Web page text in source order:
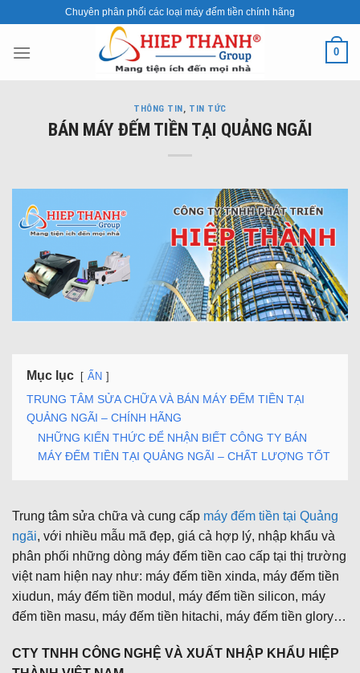
content
Chuyên phân phối các loại máy đếm tiền chính hãng
0
THÔNG TIN, TIN TỨC
BÁN MÁY ĐẾM TIỀN TẠI QUẢNG NGÃI
Mục lục ẨN
TRUNG TÂM SỬA CHỮA VÀ BÁN MÁY ĐẾM TIỀN TẠI
QUẢNG NGÃI – CHÍNH HÃNG
NHỮNG KIẾN THỨC ĐỂ NHẬN BIẾT CÔNG TY BÁN
MÁY ĐẾM TIỀN TẠI QUẢNG NGÃI – CHẤT LƯỢNG TỐT
Trung tâm sửa chữa và cung cấp máy đếm tiền tại Quảng
ngãi, với nhiều mẫu mã đẹp, giá cả hợp lý, nhập khẩu và
phân phối những dòng máy đếm tiền cao cấp tại thị trường
việt nam hiện nay như: máy đếm tiền xinda, máy đếm tiền
xiudun, máy đếm tiền modul, máy đếm tiền silicon, máy
đếm tiền masu, máy đếm tiền hitachi, máy đếm tiền glory…
CTY TNHH CÔNG NGHỆ VÀ XUẤT NHẬP KHẨU HIỆP